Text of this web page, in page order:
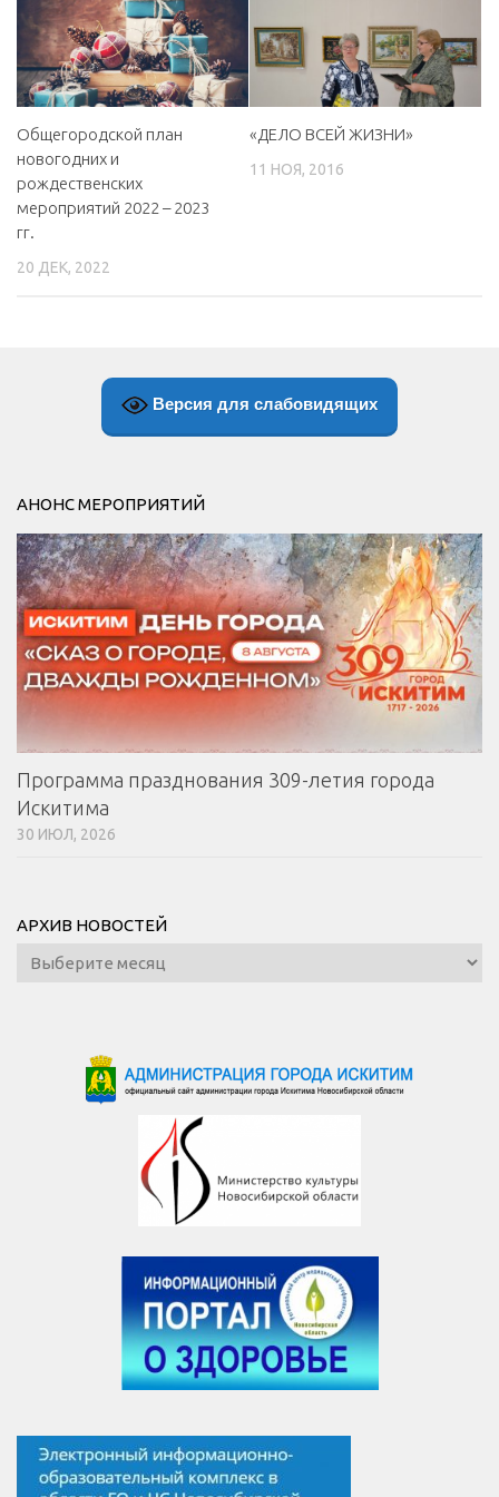
МБУ Дом культуры «Молодость»
МБУ Дом культуры «Октябрь»
МБОУ ДО «Детская школа искусств»
МБОУ ДО «Детская музыкальная школа»
МБУК «Искитимский городской историко-художественный
МБУК «Централизованная библиотечная система»
Независимая оценка качества
Контакты
Общегородской план
новогодних и
рождественских
мероприятий 2022 – 2023
гг.
20 ДЕК, 2022
«ДЕЛО ВСЕЙ ЖИЗНИ»
11 НОЯ, 2016
Версия для слабовидящих
АНОНС МЕРОПРИЯТИЙ
Программа празднования 309-летия города
Искитима
30 ИЮЛ, 2026
АРХИВ НОВОСТЕЙ
Архив
новостей